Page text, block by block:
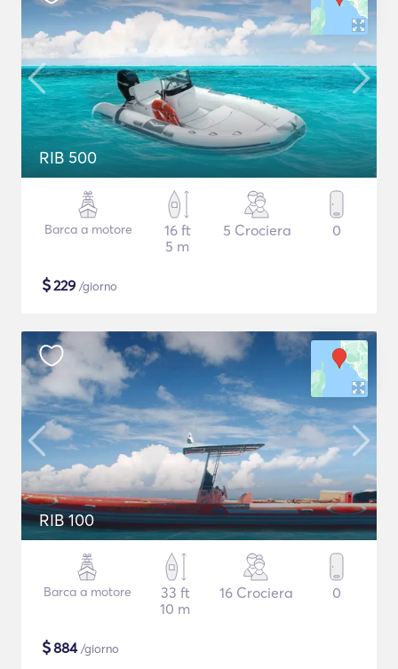
RIB 500
Barca a motore
16 ft
5 m
5 Crociera 0
$229 /giorno
RIB 100
Barca a motore
33 ft
10 m
16 Crociera 0
$884/giorno